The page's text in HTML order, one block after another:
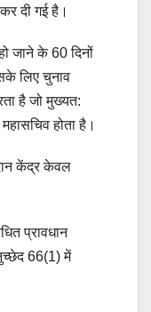
दी गई है।
जाने के 60 दिनों
लिए चुनाव
है जो मुख्यत:
होता है।
केंद्र केवल
प्रावधान
66(1) में